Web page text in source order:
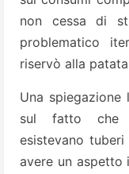
non cessa di
problematico
riservò alla
Una
sul fatto che
esistevano
avere un aspetto